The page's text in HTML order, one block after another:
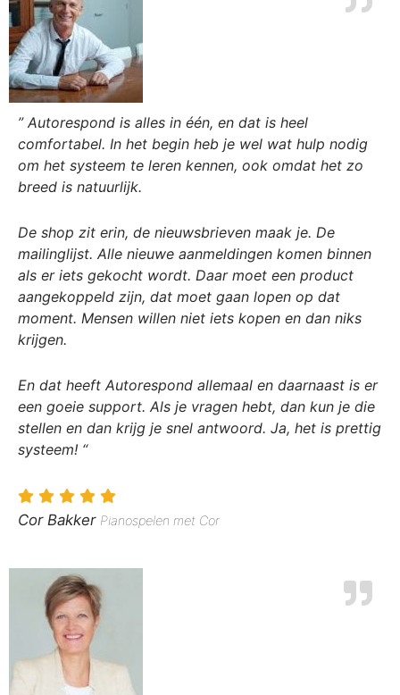
” Autorespond is alles in één, en dat is heel
comfortabel. In het begin heb je wel wat hulp nodig
om het systeem te leren kennen, ook omdat het zo
breed is natuurlijk.
De shop zit erin, de nieuwsbrieven maak je. De
mailinglijst. Alle nieuwe aanmeldingen komen binnen
als er iets gekocht wordt. Daar moet een product
aangekoppeld zijn, dat moet gaan lopen op dat
moment. Mensen willen niet iets kopen en dan niks
krijgen.
En dat heeft Autorespond allemaal en daarnaast is er
een goeie support. Als je vragen hebt, dan kun je die
stellen en dan krijg je snel antwoord. Ja, het is prettig
systeem! “
Cor Bakker Pianospelen met Cor